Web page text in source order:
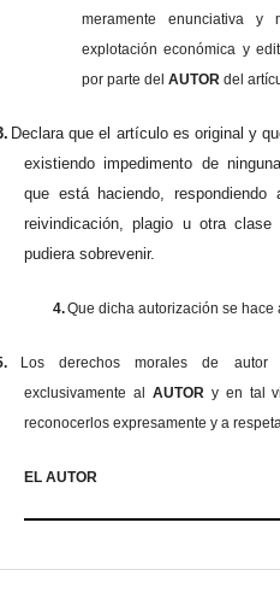
meramente enunciativa y
explotación económica y
por parte del AUTORdel
Declara que el artículo es original y
existiendo impedimento de
que está haciendo,
reivindicación, plagio u otra
pudiera sobrevenir.
4.Que dicha autorización se hace
Los derechos morales de autor
exclusivamente al AUTOR y en tal
reconocerlos expresamente y a
EL AUTOR